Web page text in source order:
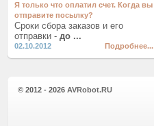
Я только что оплатил счет. Когда вы
отправите посылку?
Сроки сбора заказов и его
отправки - до ...
02.10.2012 Подробнее...
© 2012 - 2026 AVRobot.RU